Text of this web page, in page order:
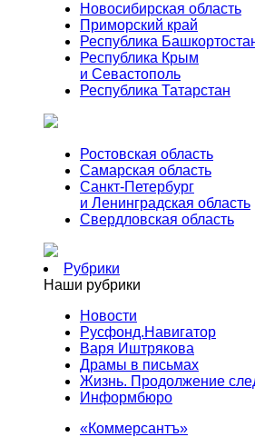
Новосибирская область
Приморский край
Республика
Республика Крым
и Севастополь
Республика Татарстан
Ростовская область
Самарская область
Санкт-Петербург
и Ленинградская область
Свердловская область
Рубрики
Наши рубрики
Новости
Русфонд.Навигатор
Варя Иштрякова
Драмы в письмах
Жизнь. Продолжение
Информбюро
«Коммерсантъ»